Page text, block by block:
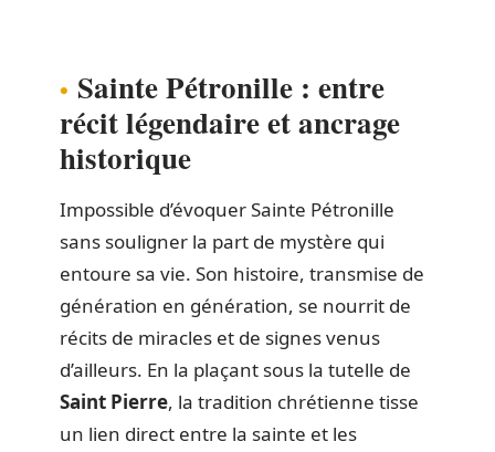
Sainte Pétronille : entre
récit légendaire et ancrage
historique
Impossible d’évoquer Sainte Pétronille
sans souligner la part de mystère qui
entoure sa vie. Son histoire, transmise de
génération en génération, se nourrit de
récits de miracles et de signes venus
d’ailleurs. En la plaçant sous la tutelle de
Saint Pierre, la tradition chrétienne tisse
un lien direct entre la sainte et les